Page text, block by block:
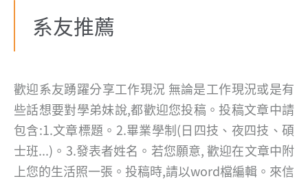
系友推薦
歡迎系友踴躍分享工作現況 無論是工作現況或是有
些話想要對學弟妹說,都歡迎您投稿。投稿文章中請
包含:1.文章標題。2.畢業學制(日四技、夜四技、碩
士班...)。3.發表者姓名。若您願意, 歡迎在文章中附
上您的生活照一張。投稿時,請以word檔編輯。來信